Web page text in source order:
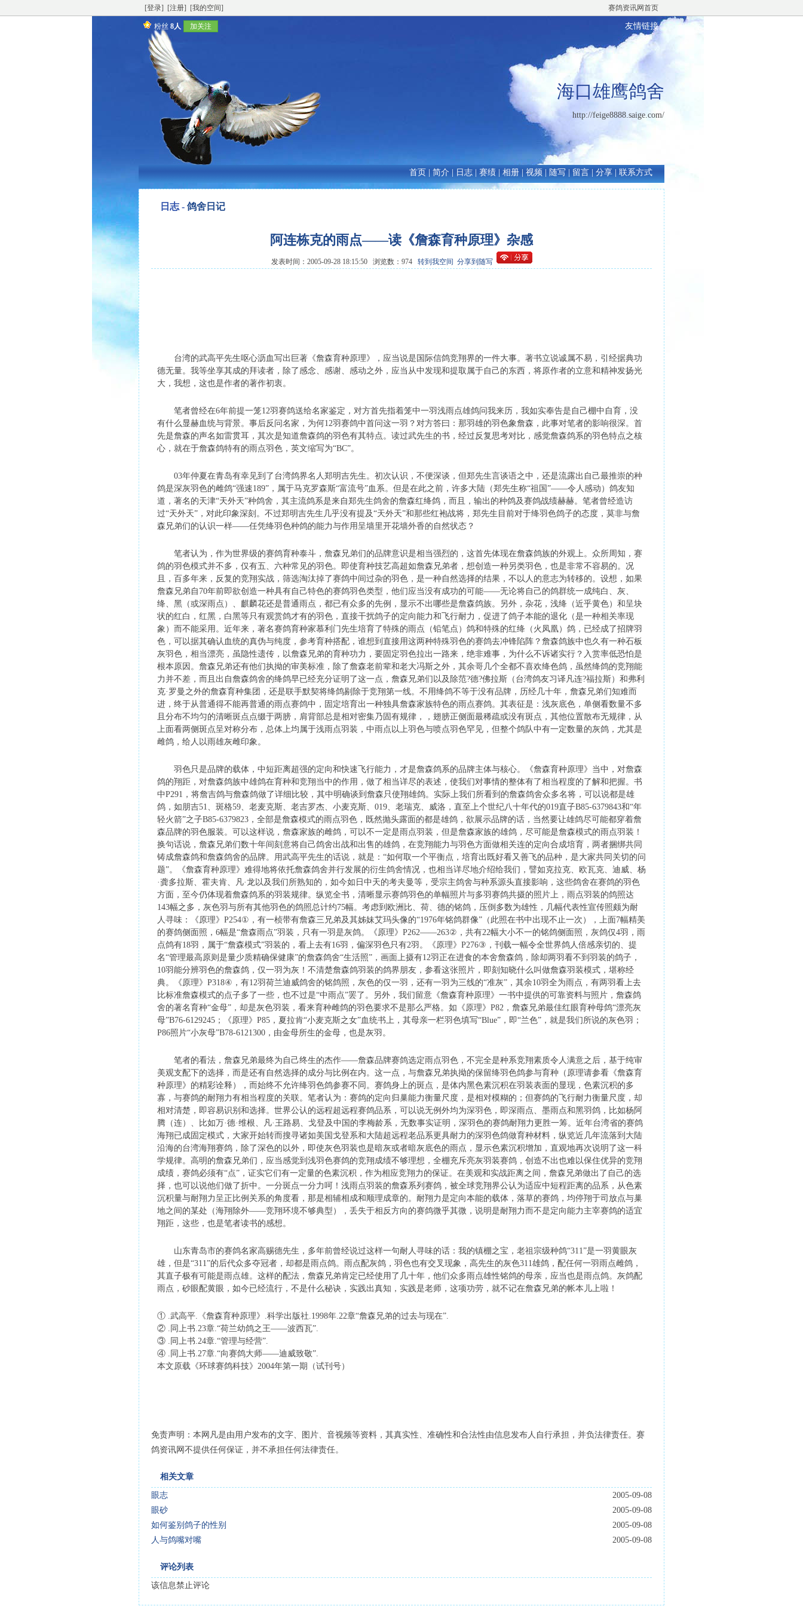
[登录] [注册] [我的空间] 赛鸽资讯网首页
粉丝 8人 加关注 友情链接
海口雄鹰鸽舍
http://feige8888.saige.com/
首页 简介 日志 赛绩 相册 视频 随写 留言 分享 联系方式
日志 - 鸽舍日记
阿连栋克的雨点——读《詹森育种原理》杂感
发表时间：2005-09-28 18:15:50 浏览数：974 转到我空间 分享到随写
台湾的武高平先生呕心沥血写出巨著《詹森育种原理》，应当说是国际信鸽竞翔界的一件大事。著书立说诚属不易，引经据典功
德无量。我等坐享其成的拜读者，除了感念、感谢、感动之外，应当从中发现和提取属于自己的东西，将原作者的立意和精神发扬光
大，我想，这也是作者的著作初衷。
笔者曾经在6年前提一笼12羽赛鸽送给名家鉴定，对方首先指着笼中一羽浅雨点雄鸽问我来历，我如实奉告是自己棚中自育，没
有什么显赫血统与背景。事后反问名家，为何12羽赛鸽中首问这一羽？对方答曰：那羽雄的羽色象詹森，此事对笔者的影响很深。首
先是詹森的声名如雷贯耳，其次是知道詹森鸽的羽色有其特点。读过武先生的书，经过反复思考对比，感觉詹森鸽系的羽色特点之核
心，就在于詹森鸽特有的雨点羽色，英文缩写为“BC”。
03年仲夏在青岛有幸见到了台湾鸽界名人郑明吉先生。初次认识，不便深谈，但郑先生言谈语之中，还是流露出自己最推崇的种
鸽是深灰羽色的雌鸽“强速189”，属于马克罗森斯“富流号”血系。但是在此之前，许多大陆（郑先生称“祖国”——令人感动）鸽友知
道，著名的天津“天外天”种鸽舍，其主流鸽系是来自郑先生鸽舍的詹森红绛鸽，而且，输出的种鸽及赛鸽战绩赫赫。笔者曾经造访
过“天外天”，对此印象深刻。不过郑明吉先生几乎没有提及“天外天”和那些红袍战将，郑先生目前对于绛羽色鸽子的态度，莫非与詹
森兄弟们的认识一样——任凭绛羽色种鸽的能力与作用呈墙里开花墙外香的自然状态？
笔者认为，作为世界级的赛鸽育种泰斗，詹森兄弟们的品牌意识是相当强烈的，这首先体现在詹森鸽族的外观上。众所周知，赛
鸽的羽色模式并不多，仅有五、六种常见的羽色。即使育种技艺高超如詹森兄弟者，想创造一种另类羽色，也是非常不容易的。况
且，百多年来，反复的竞翔实战，筛选淘汰掉了赛鸽中间过杂的羽色，是一种自然选择的结果，不以人的意志为转移的。设想，如果
詹森兄弟自70年前即欲创造一种具有自己特色的赛鸽羽色类型，他们应当没有成功的可能——无论将自己的鸽群统一成纯白、灰、
绛、黑（或深雨点）、麒麟花还是普通雨点，都已有众多的先例，显示不出哪些是詹森鸽族。另外，杂花，浅绛（近乎黄色）和呈块
状的红白，红黑，白黑等只有观赏鸽才有的羽色，直接干扰鸽子的定向能力和飞行耐力，促进了鸽子本能的退化（是一种相关率现
象）而不能采用。近年来，著名赛鸽育种家慕利门先生培育了特殊的雨点（铅笔点）鸽和特殊的红绛（火凤凰）鸽，已经成了招牌羽
色，可以据其确认血统的真伪与纯度，参考育种搭配，谁想到直接用这两种特殊羽色的赛鸽去冲锋陷阵？詹森鸽族中也久有一种石板
灰羽色，相当漂亮，虽隐性遗传，以詹森兄弟的育种功力，要固定羽色拉出一路来，绝非难事，为什么不诉诸实行？入赏率低恐怕是
根本原因。詹森兄弟还有他们执拗的审美标准，除了詹森老前辈和老大冯斯之外，其余哥几个全都不喜欢绛色鸽，虽然绛鸽的竞翔能
力并不差，而且出自詹森鸽舍的绛鸽早已经充分证明了这一点，詹森兄弟们以及除范?德?佛拉斯（台湾鸽友习译凡连?福拉斯）和弗利
克·罗曼之外的詹森育种集团，还是联手默契将绛鸽剔除于竞翔第一线。不用绛鸽不等于没有品牌，历经几十年，詹森兄弟们知难而
进，终于从普通得不能再普通的雨点赛鸽中，固定培育出一种独具詹森家族特色的雨点赛鸽。其表征是：浅灰底色，单侧看数量不多
且分布不均匀的清晰斑点点缀于两膀，肩背部总是相对密集乃固有规律，，翅膀正侧面最稀疏或没有斑点，其他位置散布无规律，从
上面看两侧斑点呈对称分布，总体上均属于浅雨点羽装，中雨点以上羽色与喷点羽色罕见，但整个鸽队中有一定数量的灰鸽，尤其是
雌鸽，给人以雨雄灰雌印象。
羽色只是品牌的载体，中短距离超强的定向和快速飞行能力，才是詹森鸽系的品牌主体与核心。《詹森育种原理》当中，对詹森
鸽的翔距，对詹森鸽族中雄鸽在育种和竞翔当中的作用，做了相当详尽的表述，使我们对事情的整体有了相当程度的了解和把握。书
中P291，将詹吉鸽与詹森鸽做了详细比较，其中明确谈到詹森只使翔雄鸽。实际上我们所看到的詹森鸽舍众多名将，可以说都是雄
鸽，如朋吉51、斑格59、老麦克斯、老吉罗杰、小麦克斯、019、老瑞克、威洛，直至上个世纪八十年代的019直子B85-6379843和“年
轻火箭”之子B85-6379823，全部是詹森模式的雨点羽色，既然抛头露面的都是雄鸽，欲展示品牌的话，当然要让雄鸽尽可能都穿着詹
森品牌的羽色服装。可以这样说，詹森家族的雌鸽，可以不一定是雨点羽装，但是詹森家族的雄鸽，尽可能是詹森模式的雨点羽装！
换句话说，詹森兄弟们数十年间刻意将自己鸽舍出战和出售的雄鸽，在竞翔能力与羽色方面做相关连的定向合成培育，两者捆绑共同
铸成詹森鸽和詹森鸽舍的品牌。用武高平先生的话说，就是：“如何取一个平衡点，培育出既好看又善飞的品种，是大家共同关切的问
题”。《詹森育种原理》难得地将依托詹森鸽舍并行发展的衍生鸽舍情况，也相当详尽地介绍给我们，譬如克拉克、欧瓦克、迪威、杨
·龚多拉斯、霍夫肯、凡·龙以及我们所熟知的，如今如日中天的考夫曼等，受宗主鸽舍与种系源头直接影响，这些鸽舍在赛鸽的羽色
方面，至今仍体现着詹森鸽系的羽装规律。纵览全书，清晰显示赛鸽羽色的单幅照片与多羽赛鸽共摄的照片上，雨点羽装的鸽照达
143幅之多，灰色羽与所有其他羽色的鸽照总计约75幅。考虑到欧洲比、荷、德的铭鸽，压倒多数为雄性，几幅代表性宣传照颇为耐
人寻味：《原理》P254①，有一桢带有詹森三兄弟及其姊妹艾玛头像的“1976年铭鸽群像”（此照在书中出现不止一次），上面7幅精美
的赛鸽侧面照，6幅是“詹森雨点”羽装，只有一羽是灰鸽。《原理》P262——263②，共有22幅大小不一的铭鸽侧面照，灰鸽仅4羽，雨
点鸽有18羽，属于“詹森模式”羽装的，看上去有16羽，偏深羽色只有2羽。《原理》P276③，刊载一幅令全世界鸽人倍感亲切的、提
名“管理最高原则是量少质精确保健康”的詹森鸽舍“生活照”，画面上摄有12羽正在进食的本舍詹森鸽，除却两羽看不到羽装的鸽子，
10羽能分辨羽色的詹森鸽，仅一羽为灰！不清楚詹森鸽羽装的鸽界朋友，参看这张照片，即刻知晓什么叫做詹森羽装模式，堪称经
典。《原理》P318④，有12羽荷兰迪威鸽舍的铭鸽照，灰色的仅一羽，还有一羽为三线的“准灰”，其余10羽全为雨点，有两羽看上去
比标准詹森模式的点子多了一些，也不过是“中雨点”罢了。另外，我们留意《詹森育种原理》一书中提供的可靠资料与照片，詹森鸽
舍的著名育种“金母”，却是灰色羽装，看来育种雌鸽的羽色要求不是那么严格。如《原理》P82，詹森兄弟最佳红眼育种母鸽“漂亮灰
母”B76-6129245；《原理》P85，夏拉肯“小麦克斯之女”血统书上，其母亲一栏羽色填写“Blue”，即“兰色”，就是我们所说的灰色羽；
P86照片“小灰母”B78-6121300，由金母所生的金母，也是灰羽。
笔者的看法，詹森兄弟最终为自己终生的杰作——詹森品牌赛鸽选定雨点羽色，不完全是种系竞翔素质令人满意之后，基于纯审
美观支配下的选择，而是还有自然选择的成分与比例在内。这一点，与詹森兄弟执拗的保留绛羽色鸽参与育种（原理请参看《詹森育
种原理》的精彩诠释），而始终不允许绛羽色鸽参赛不同。赛鸽身上的斑点，是体内黑色素沉积在羽装表面的显现，色素沉积的多
寡，与赛鸽的耐翔力有相当程度的关联。笔者认为：赛鸽的定向归巢能力衡量尺度，是相对模糊的；但赛鸽的飞行耐力衡量尺度，却
相对清楚，即容易识别和选择。世界公认的远程超远程赛鸽品系，可以说无例外均为深羽色，即深雨点、墨雨点和黑羽鸽，比如杨阿
腾（连）、比如万·德·维根、凡·王路易、戈登及中国的李梅龄系，无数事实证明，深羽色的赛鸽耐翔力更胜一筹。近年台湾省的赛鸽
海翔已成固定模式，大家开始转而搜寻诸如美国戈登系和大陆超远程老品系更具耐力的深羽色鸽做育种材料，纵览近几年流落到大陆
沿海的台湾海翔赛鸽，除了深色的以外，即使灰色羽装也是暗灰或者暗灰底色的雨点，显示色素沉积增加，直观地再次说明了这一科
学规律。高明的詹森兄弟们，应当感觉到浅羽色赛鸽的竞翔成绩不够理想，全棚充斥亮灰羽装赛鸽，创造不出也难以保住优异的竞翔
成绩，赛鸽必须有“点”，证实它们有一定量的色素沉积，作为相应竞翔力的保证。在美观和实战距离之间，詹森兄弟做出了自己的选
择，也可以说他们做了折中。一分斑点一分力呵！浅雨点羽装的詹森系列赛鸽，被全球竞翔界公认为适应中短程距离的品系，从色素
沉积量与耐翔力呈正比例关系的角度看，那是相辅相成和顺理成章的。耐翔力是定向本能的载体，落草的赛鸽，均停翔于司放点与巢
地之间的某处（海翔除外——竞翔环境不够典型），丢失于相反方向的赛鸽微乎其微，说明是耐翔力而不是定向能力主宰赛鸽的适宜
翔距，这些，也是笔者读书的感想。
山东青岛市的赛鸽名家高赐德先生，多年前曾经说过这样一句耐人寻味的话：我的镇棚之宝，老祖宗级种鸽“311”是一羽黄眼灰
雄，但是“311”的后代众多夺冠者，却都是雨点鸽。雨点配灰鸽，羽色也有交叉现象，高先生的灰色311雄鸽，配任何一羽雨点雌鸽，
其直子极有可能是雨点雄。这样的配法，詹森兄弟肯定已经使用了几十年，他们众多雨点雄性铭鸽的母亲，应当也是雨点鸽。灰鸽配
雨点，砂眼配黄眼，如今已经流行，不是什么秘诀，实践出真知，实践是老师，这项功劳，就不记在詹森兄弟的帐本儿上啦！
① .武高平.《詹森育种原理》.科学出版社.1998年.22章“詹森兄弟的过去与现在”.
② .同上书.23章.“荷兰幼鸽之王——波西瓦”.
③ .同上书.24章.“管理与经营”.
④ .同上书.27章.“向赛鸽大师——迪威致敬”.
本文原载《环球赛鸽科技》2004年第一期（试刊号）
免责声明：本网凡是由用户发布的文字、图片、音视频等资料，其真实性、准确性和合法性由信息发布人自行承担，并负法律责任。赛
鸽资讯网不提供任何保证，并不承担任何法律责任。
相关文章
2005-09-08
眼志
2005-09-08
眼砂
2005-09-08
如何鉴别鸽子的性别
2005-09-08
人与鸽嘴对嘴
评论列表
该信息禁止评论